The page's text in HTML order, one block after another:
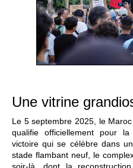
Une vitrine
Le 5 septembre 2025, le
qualifie officiellement pour
victoire qui se célèbre dans
stade flambant neuf, le
soir-là, dont la